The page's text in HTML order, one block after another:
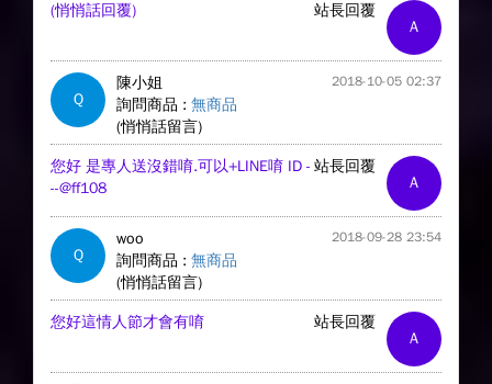
A
站長回覆
(悄悄話回覆)
Q
陳小姐 2018-10-05 02:37
詢問商品 : 無商品
(悄悄話留言)
A
站長回覆
您好 是專人送沒錯唷.可以+LINE唷 ID -
--@ff108
Q
woo 2018-09-28 23:54
詢問商品 : 無商品
(悄悄話留言)
A
站長回覆
您好這情人節才會有唷